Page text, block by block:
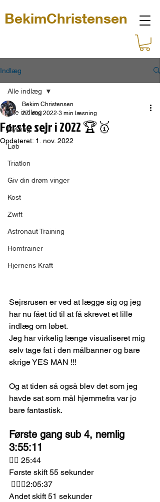
BekimChristensen
Indlæg
Alle indlæg
Cykling
Løb
Triatlon
Giv din drøm vinger
Kost
Zwift
Astronaut Training
Homtrainer
Hjernens Kraft
Alle indlæg
Første sejr i 2022 🏆🥇
Bekim Christensen
27. maj 2022 3 min læsning
Opdateret: 1. nov. 2022
Sejrsrusen er ved at lægge sig og jeg
har nu fået tid til at få skrevet et lille
indlæg om løbet.
Jeg har virkelig længe visualiseret mig
selv tage fat i den målbanner og bare
skrige YES MAN !!!
Og at tiden så også blev det som jeg
havde sat som mål hjemmefra var jo
bare fantastisk.
Første gang sub 4, nemlig
3:55:11
🏊‍♂️ 25:44
Første skift 55 sekunder
🚴🏽‍♂️2:05:37
Andet skift 51 sekunder